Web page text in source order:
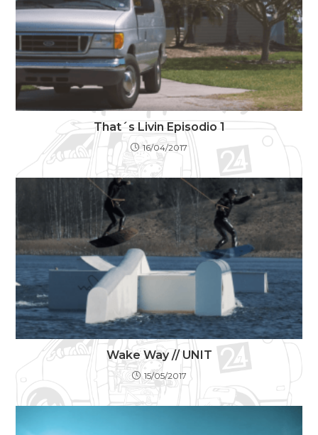
That´s Livin Episodio 1
16/04/2017
Wake Way // UNIT
15/05/2017